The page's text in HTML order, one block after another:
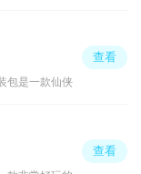
包是一款仙侠
查看
查看